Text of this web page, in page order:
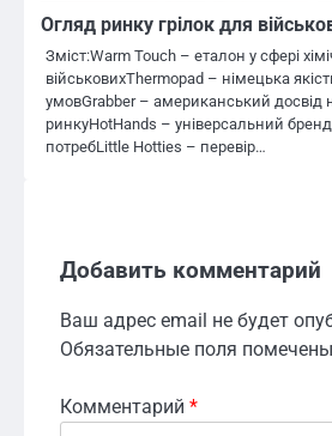
Огляд ринку грілок для
Зміст:Warm Touch – еталон у сфері
військовихThermopad – німецька
умовGrabber – американський досвід
ринкуHotHands – універсальний
потребLittle Hotties – перевір…
Добавить комментарий
Ваш адрес email не будет
Обязательные поля помечены
Комментарий *